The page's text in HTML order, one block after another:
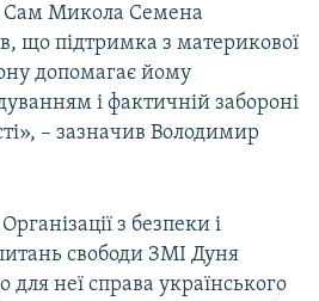
Сам Микола Семена
що підтримка з материкової
допомагає йому
і фактичній забороні
– зазначив Володимир
з безпеки і
свободи ЗМІ Дуня
для неї справа українського